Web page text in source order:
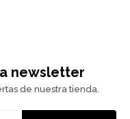
newsletter
de nuestra tienda.